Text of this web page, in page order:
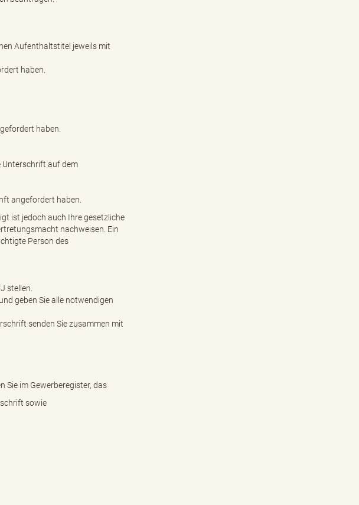
Aufenthaltstitel jeweils mit
haben.
haben.
Unterschrift auf dem
angefordert haben.
ist jedoch auch Ihre gesetzliche
nachweisen. Ein
Person des
stellen.
geben Sie alle notwendigen
senden Sie zusammen mit
Sie im Gewerberegister, das
sowie